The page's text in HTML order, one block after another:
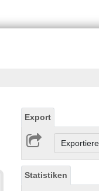
Export
Statistiken